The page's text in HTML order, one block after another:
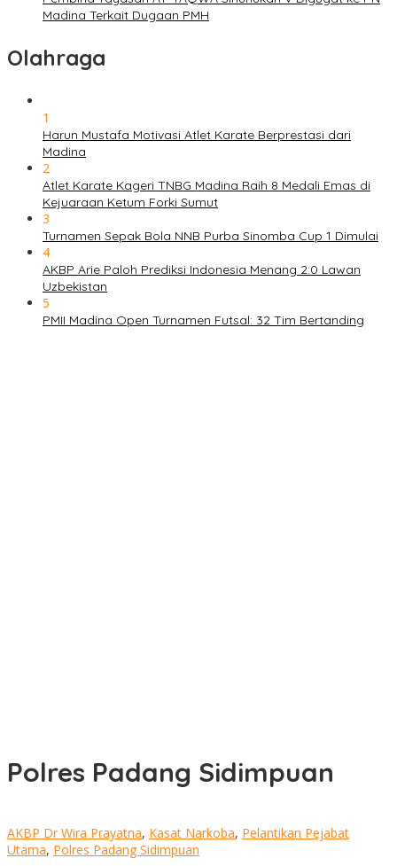
Madina Terkait Dugaan PMH
Olahraga
1
Harun Mustafa Motivasi Atlet Karate Berprestasi dari
Madina
2
Atlet Karate Kageri TNBG Madina Raih 8 Medali Emas di
Kejuaraan Ketum Forki Sumut
3
Turnamen Sepak Bola NNB Purba Sinomba Cup 1 Dimulai
4
AKBP Arie Paloh Prediksi Indonesia Menang 2:0 Lawan
Uzbekistan
5
PMII Madina Open Turnamen Futsal: 32 Tim Bertanding
Polres Padang Sidimpuan
AKBP Dr Wira Prayatna, Kasat Narkoba, Pelantikan Pejabat
Utama, Polres Padang Sidimpuan